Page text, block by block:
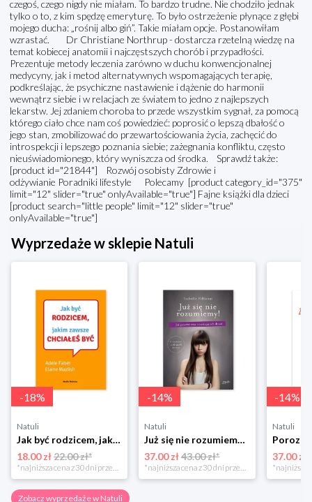
czegoś, czego nigdy nie miałam. To bardzo trudne. Nie chodziło jednak
tylko o to, z kim spędzę emeryturę. To było ostrzeżenie płynące z głębi
mojego ducha: „rośnij albo giń”. Takie miałam opcje. Postanowiłam
wzrastać. Dr Christiane Northrup - dostarcza rzetelną wiedzę na
temat kobiecej anatomii i najczęstszych chorób i przypadłości.
Prezentuje metody leczenia zarówno w duchu konwencjonalnej
medycyny, jak i metod alternatywnych wspomagających terapię,
podkreślając, że psychiczne nastawienie i dążenie do harmonii
wewnątrz siebie i w relacjach ze światem to jedno z najlepszych
lekarstw. Jej zdaniem choroba to przede wszystkim sygnał, za pomocą
którego ciało chce nam coś powiedzieć: poprosić o lepszą dbałość o
jego stan, zmobilizować do przewartościowania życia, zachęcić do
introspekcji i lepszego poznania siebie; zażegnania konfliktu, często
nieuświadomionego, który wyniszcza od środka. Sprawdź także:
[product id="21844"] Rozwój osobisty Zdrowie i
odżywianie Poradniki lifestyle Polecamy [product category_id="375"
limit="12" slider="true" onlyAvailable="true"] Fajne książki dla dzieci
[product search="little people" limit="12" slider="true"
onlyAvailable="true"]
Wyprzedaże w sklepie Natuli
-18%
Natuli
Jak być rodzicem, jakim zawsze chciałeś być Media rodzina
18.00 zł22.00 zł*
*najniższa cena z 30 dni przed obniżką
-14%
Natuli
Już się nie rozumiemy! Jak przeżyć czas trzaskających drzwi Esprit
37.00 zł 43.00 zł*
*najniższa cena z 30 dni przed obniżką
-14%
Natuli
37.00 zł
Zobacz wyprzedaże w Natuli